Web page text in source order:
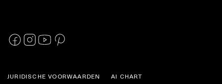
JURIDISCHE VOORWAARDEN AI CHART